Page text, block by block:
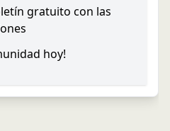
gratuito con las
hoy!